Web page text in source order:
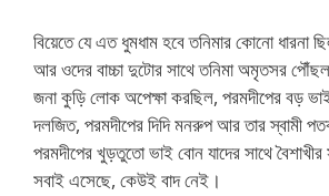
বিয়েতে যে এত ধুমধাম হবে তনিমার কোনো ধারনা
আর ওদের বাচ্চা দুটোর সাথে তনিমা অমৃতসর
জনা কুড়ি লোক অপেক্ষা করছিল, পরমদীপের বড়
দলজিত, পরমদীপের দিদি মনরুপ আর তার স্বামী
পরমদীপের খুড়তুতো ভাই বোন যাদের সাথে
সবাই এসেছে, কেউই বাদ নেই।